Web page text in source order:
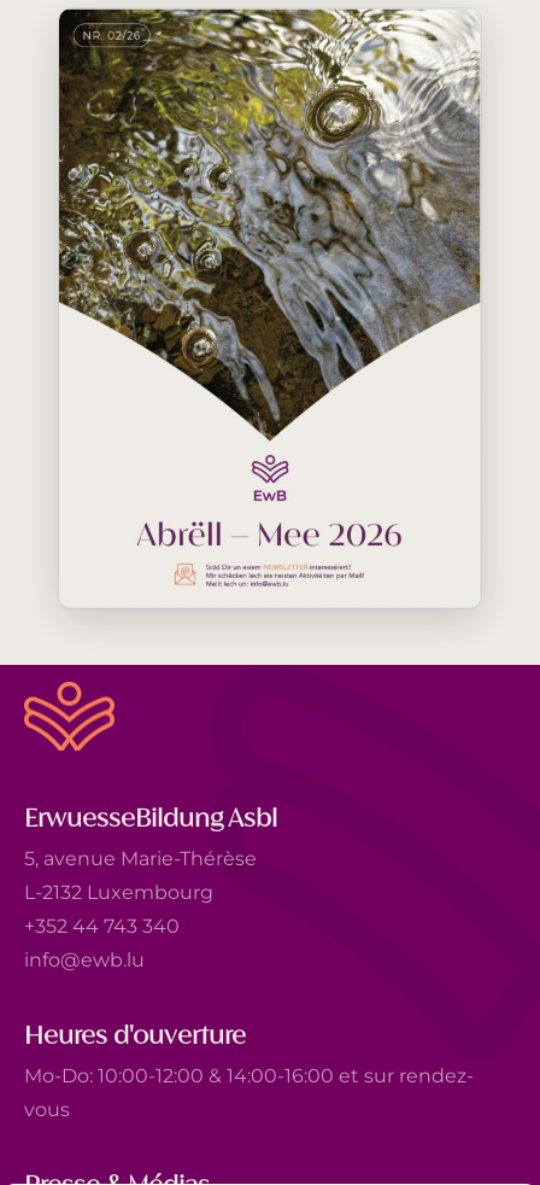
ErwuesseBildung Asbl
5, avenue Marie-Thérèse
L-2132 Luxembourg
+352 44 743 340
info@ewb.lu
Heures d'ouverture
Mo-Do: 10:00-12:00 & 14:00-16:00 et sur rendez-
vous